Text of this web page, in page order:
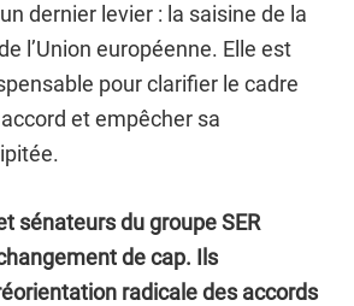
dernier levier : la saisine de la
l’Union européenne. Elle est
pour clarifier le cadre
et empêcher sa
sénateurs du groupe SER
de cap. Ils
radicale des accords